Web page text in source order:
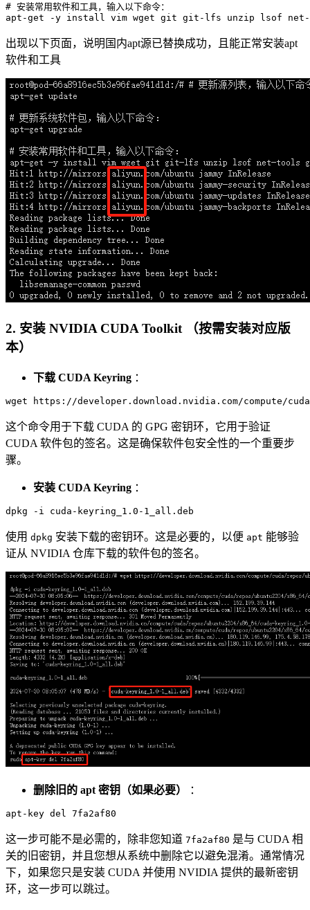
# 安装常用软件和工具，输入以下命令：
apt-get
出现以下页面，说明国内apt源已替换成功，且能正常安装apt
软件和工具
2. 安装 NVIDIA CUDA Toolkit （按需安装对应版
本）
下载 CUDA Keyring ：
这个命令用于下载 CUDA 的 GPG 密钥环，它用于验证
CUDA 软件包的签名。这是确保软件包安全性的一个重要步
骤。
安装 CUDA Keyring ：
使用 dpkg 安装下载的密钥环。这是必要的，以便 apt 能够验
证从 NVIDIA 仓库下载的软件包的签名。
删除旧的 apt 密钥（如果必要） ：
这一步可能不是必需的，除非您知道 7fa2af80 是与 CUDA 相
关的旧密钥，并且您想从系统中删除它以避免混淆。通常情况
下，如果您只是安装 CUDA 并使用 NVIDIA 提供的最新密钥
环，这一步可以跳过。